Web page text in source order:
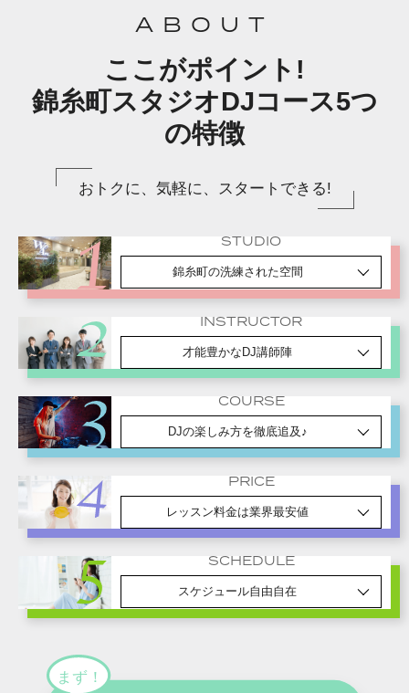
ABOUT
ここがポイント!
錦糸町スタジオDJコース5つ
の特徴
おトクに、気軽に、スタートできる!
STUDIO
錦糸町の洗練された空間
INSTRUCTOR
才能豊かなDJ講師陣
COURSE
DJの楽しみ方を徹底追及♪
PRICE
レッスン料金は業界最安値
SCHEDULE
スケジュール自由自在